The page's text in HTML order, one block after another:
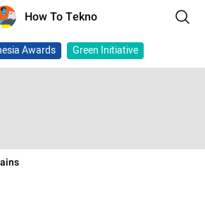
How To Tekno
Awards Green Initiative